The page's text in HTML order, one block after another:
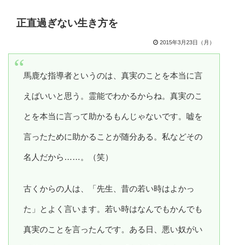
正直過ぎない生き方を
2015年3月23日（月）
馬鹿な指導者というのは、真実のことを本当に言
えばいいと思う。霊能でわかるからね。真実のこ
とを本当に言って助かるもんじゃないです。嘘を
言ったために助かることが随分ある。私などその
名人だから……。（笑）
古くからの人は、「先生、昔の若い時はよかっ
た」とよく言います。若い時はなんでもかんでも
真実のことを言ったんです。ある日、悪い奴がい